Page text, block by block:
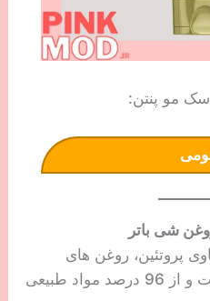
مو پنتن:
پروتئین، روغن های
طبیعی و روغن شی باتر است و از 96 درصد مواد طبیعی